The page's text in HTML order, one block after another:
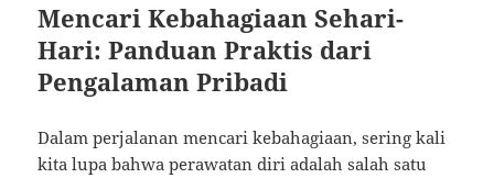
Mencari Kebahagiaan Sehari-
Hari: Panduan Praktis dari
Pengalaman Pribadi
Dalam perjalanan mencari kebahagiaan, sering kali
kita lupa bahwa perawatan diri adalah salah satu